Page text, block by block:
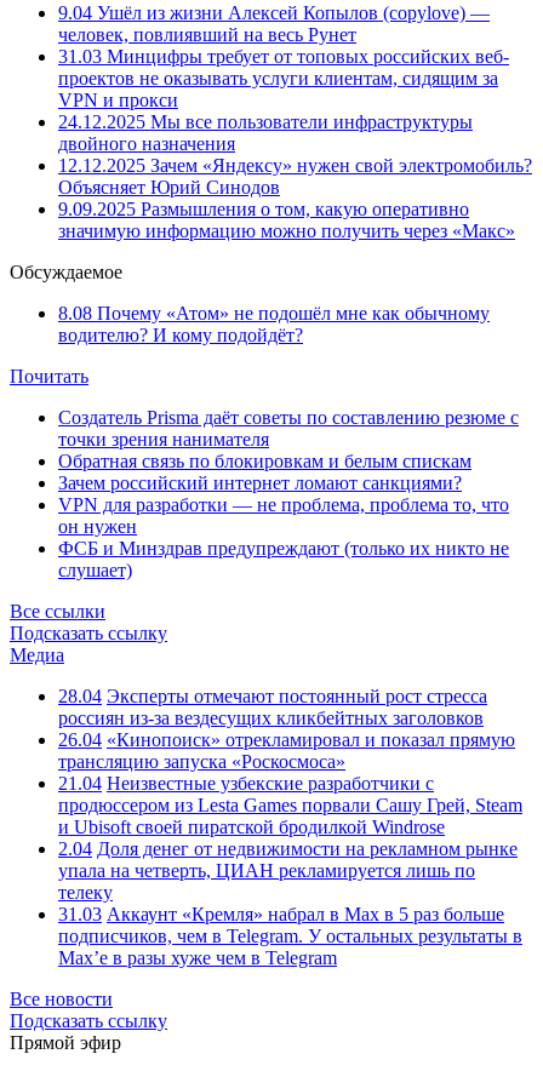
9.04 Ушёл из жизни Алексей Копылов (copylove) —
человек, повлиявший на весь Рунет
31.03 Минцифры требует от топовых российских веб-
проектов не оказывать услуги клиентам, сидящим за
VPN и прокси
24.12.2025 Мы все пользователи инфраструктуры
двойного назначения
12.12.2025 Зачем «Яндексу» нужен свой электромобиль?
Объясняет Юрий Синодов
9.09.2025 Размышления о том, какую оперативно
значимую информацию можно получить через «Макс»
Обсуждаемое
8.08 Почему «Атом» не подошёл мне как обычному
водителю? И кому подойдёт?
Почитать
Создатель Prisma даёт советы по составлению резюме с
точки зрения нанимателя
Обратная связь по блокировкам и белым спискам
Зачем российский интернет ломают санкциями?
VPN для разработки — не проблема, проблема то, что
он нужен
ФСБ и Минздрав предупреждают (только их никто не
слушает)
Все ссылки
Подсказать ссылку
Медиа
28.04 Эксперты отмечают постоянный рост стресса
россиян из-за вездесущих кликбейтных заголовков
26.04 «Кинопоиск» отрекламировал и показал прямую
трансляцию запуска «Роскосмоса»
21.04 Неизвестные узбекские разработчики с
продюссером из Lesta Games порвали Сашу Грей, Steam
и Ubisoft своей пиратской бродилкой Windrose
2.04 Доля денег от недвижимости на рекламном рынке
упала на четверть, ЦИАН рекламируется лишь по
телеку
31.03 Аккаунт «Кремля» набрал в Max в 5 раз больше
подписчиков, чем в Telegram. У остальных результаты в
Max’е в разы хуже чем в Telegram
Все новости
Подсказать ссылку
Прямой эфир